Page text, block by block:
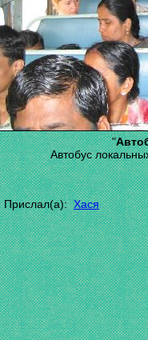
"
Автобус
Прислал(а):Хася